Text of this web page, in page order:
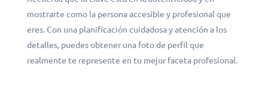
mostrarte como la persona accesible y profesional que
eres. Con una planificación cuidadosa y atención a los
detalles, puedes obtener una foto de perfil que
realmente te represente en tu mejor faceta profesional.